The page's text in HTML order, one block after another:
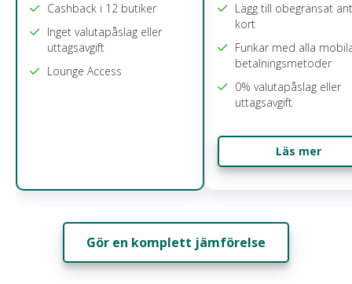
Cashback i 12 butiker
Inget valutapåslag eller
uttagsavgift
Lounge Access
Lägg till obegränsat
kort
Funkar med alla
betalningsmetoder
0% valutapåslag eller
uttagsavgift
Läs mer
Gör en komplett jämförelse